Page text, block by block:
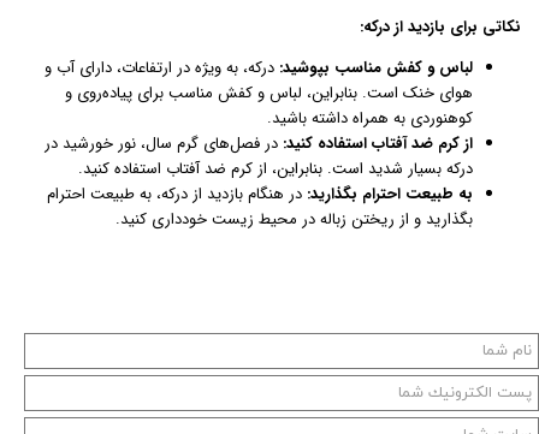
نکاتی برای بازدید از درکه:
لباس و کفش مناسب بپوشید: درکه، به ویژه در ارتفاعات، دارای آب و
هوای خنک است. بنابراین، لباس و کفش مناسب برای پیاده‌روی و
کوهنوردی به همراه داشته باشید.
از کرم ضد آفتاب استفاده کنید: در فصل‌های گرم سال، نور خورشید در
درکه بسیار شدید است. بنابراین، از کرم ضد آفتاب استفاده کنید.
به طبیعت احترام بگذارید: در هنگام بازدید از درکه، به طبیعت احترام
بگذارید و از ریختن زباله در محیط زیست خودداری کنید.